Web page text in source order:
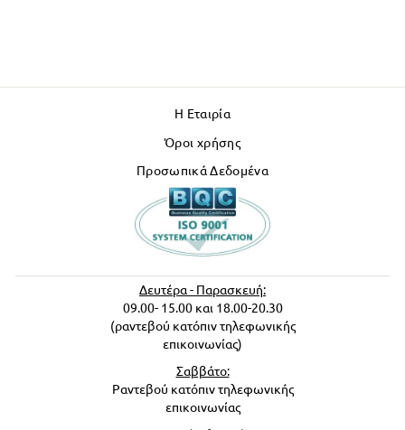
Η Εταιρία
Όροι χρήσης
Προσωπικά Δεδομένα
Δευτέρα - Παρασκευή:
09.00- 15.00 και 18.00-20.30
(ραντεβού κατόπιν τηλεφωνικής
επικοινωνίας)
Σαββάτο:
Ραντεβού κατόπιν τηλεφωνικής
επικοινωνίας